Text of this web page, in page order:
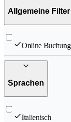
Allgemeine Filter
Online
Sprachen
Italienisch